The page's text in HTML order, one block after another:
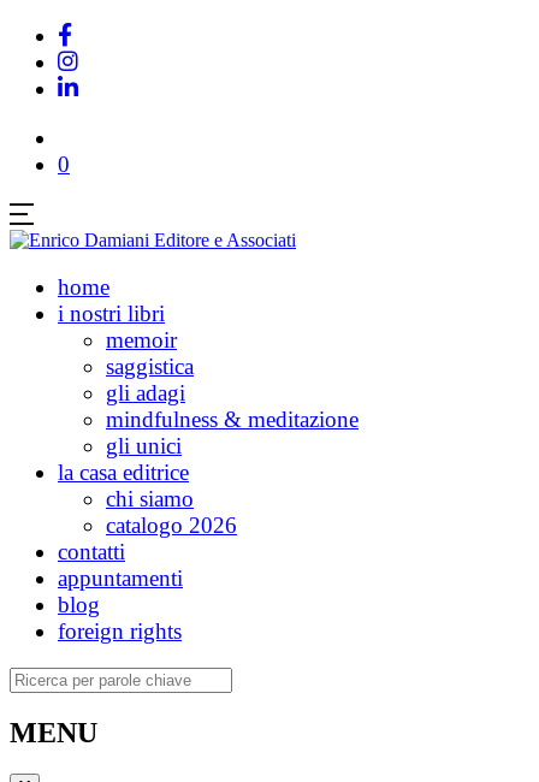
0
home
i nostri libri
memoir
saggistica
gli adagi
mindfulness & meditazione
gli unici
la casa editrice
chi siamo
catalogo 2026
contatti
appuntamenti
blog
foreign rights
Ricerca
MENU